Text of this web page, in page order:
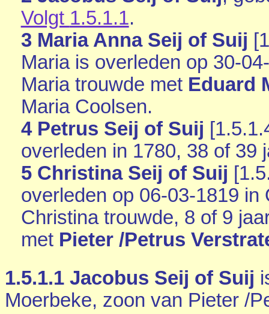
Volgt 1.5.1.1.
3 Maria Anna Seij of Suij [
Maria is overleden op 30-
Maria trouwde met Eduard
Maria Coolsen.
4 Petrus Seij of Suij [
overleden in 1780, 38 of 39
5 Christina Seij of Suij [
overleden op 06-03-1819 in
Christina trouwde, 8 of 9
met Pieter /Petrus
1.5.1.1 Jacobus Seij of Suij
Moerbeke, zoon van Pieter /